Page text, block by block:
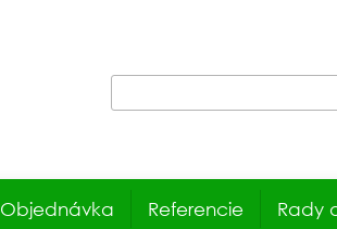
Objednávka Referencie Rady